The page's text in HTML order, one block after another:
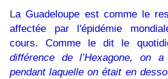
La Guadeloupe est comme le
affectée par l'épidémie
cours. Comme le dit le
différence de l’Hexagone, on
pendant laquelle on était en